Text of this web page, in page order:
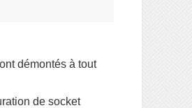
démontés à tout
de socket